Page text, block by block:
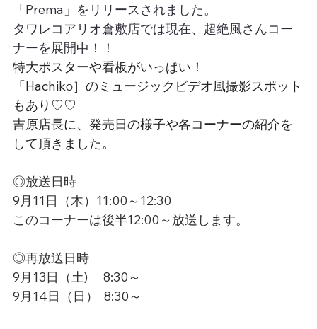
「Prema」をリリースされました。
タワレコアリオ倉敷店では現在、超絶風さんコー
ナーを展開中！！
特大ポスターや看板がいっぱい！
「Hachikō］のミュージックビデオ風撮影スポット
もあり♡♡
吉原店長に、発売日の様子や各コーナーの紹介を
して頂きました。
◎放送日時
9月11日（木）11:00～12:30
このコーナーは後半12:00～放送します。
◎再放送日時
9月13日（土)　 8:30～
9月14日（日）  8:30～